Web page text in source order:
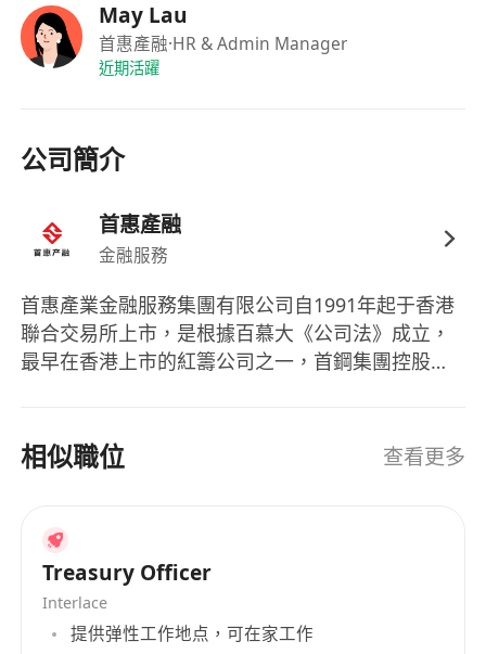
效對接境內外資本及監管機構；對資本市場有敏銳
洞察力，責任心強、抗壓能力強。
6. 語言能力：中英雙語流利，可熟練開展中英文商
May Lau
首惠產融·HR & Admin Manager
近期活躍
公司簡介
首惠產融
金融服務
首惠產業金融服務集團有限公司自1991年起于香港
聯合交易所上市，是根據百慕大《公司法》成立，
最早在香港上市的紅籌公司之一，首鋼集團控股
應鏈各參與方提供綜合高效的金融解決方案，實現
穩鏈、固鏈、強鏈。公司形成了供應鏈金融、供應
商業保理、融資租賃、多級流轉債權憑證等。公司
打造了全場景數位化供金平臺，利用區塊鏈、大資
料等現代化的資訊技術將線下的債權債務關係數位
化電子化，先後上線了京票、京票E信、CRM、訂單
融資及租賃系統，在行業內率先落地DeepSeek大模
相似職位 查看更多
Treasury Officer
Interlace
提供弹性工作地点，可在家工作